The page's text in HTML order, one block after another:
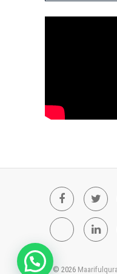
Facebook
Tumblr
© 2026